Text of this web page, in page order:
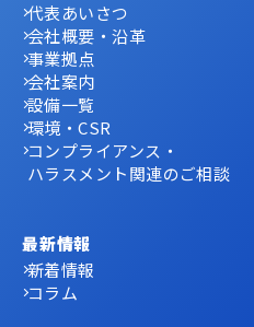
代表あいさつ
会社概要・沿革
事業拠点
会社案内
設備一覧
環境・CSR
コンプライアンス・
ハラスメント関連のご相談
最新情報
新着情報
コラム